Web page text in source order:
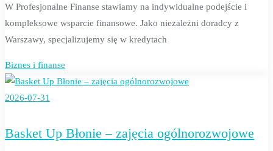
W Profesjonalne Finanse stawiamy na indywidualne podejście i
kompleksowe wsparcie finansowe. Jako niezależni doradcy z
Warszawy, specjalizujemy się w kredytach
Biznes i finanse
2026-07-31
Basket Up Błonie – zajęcia ogólnorozwojowe